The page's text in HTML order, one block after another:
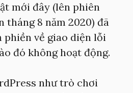
mới đây (lên phiên
tháng 8 năm 2020) đã
phiền về giao diện lỗi
đó không hoạt động.
như trò chơi